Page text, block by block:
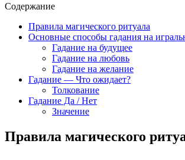
Содержание
Правила магического ритуала
Основные способы гадания на
Гадание на будущее
Гадание на любовь
Гадание на желание
Гадание — Что ожидает?
Толкование
Гадание Да / Нет
Значение
Правила магического